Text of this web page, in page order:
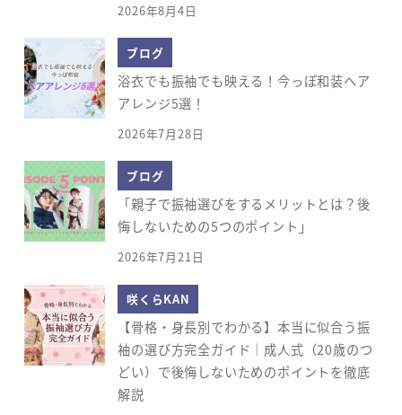
2026年8月4日
ブログ
浴衣でも振袖でも映える！今っぽ和装ヘア
アレンジ5選！
2026年7月28日
ブログ
「親子で振袖選びをするメリットとは？後
悔しないための5つのポイント」
2026年7月21日
咲くらKAN
【骨格・身長別でわかる】本当に似合う振
袖の選び方完全ガイド｜成人式（20歳のつ
どい）で後悔しないためのポイントを徹底
解説